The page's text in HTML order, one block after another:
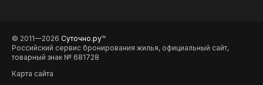
© 2011—2026 Суточно.руTM
Российский сервис бронирования жилья, официальный сайт,
товарный знак № 681728
Карта сайта